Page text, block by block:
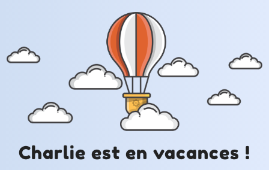
Charlie est en vacances !